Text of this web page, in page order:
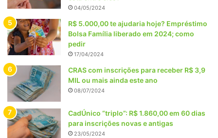
04/05/2024
R$ 5.000,00 te ajudaria hoje? Empréstimo
Bolsa Família liberado em 2024; como
pedir
17/04/2024
CRAS com inscrições para receber R$ 3,9
MIL ou mais ainda este ano
08/07/2024
CadÚnico “triplo”: R$ 1.860,00 em 60 dias
para inscrições novas e antigas
23/05/2024